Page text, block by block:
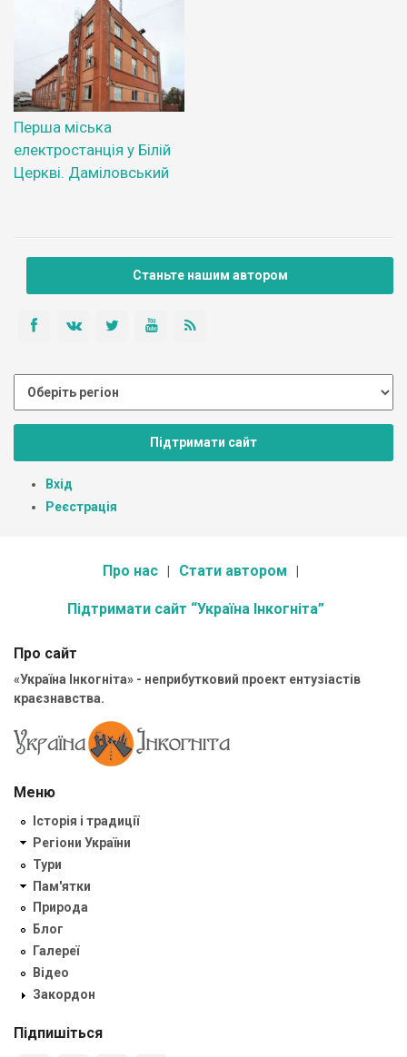
Перша міська
електростанція у Білій
Церкві. Даміловський
Станьте нашим автором
Підтримати сайт
Вхід
Реєстрація
Про нас Стати автором
Підтримати сайт “Україна Інкогніта”
Про сайт
«Україна Інкогніта» - неприбутковий проект ентузіастів
краєзнавства.
Меню
Історія і традиції
Регіони України
Тури
Пам'ятки
Природа
Блог
Галереї
Відео
Закордон
Підпишіться